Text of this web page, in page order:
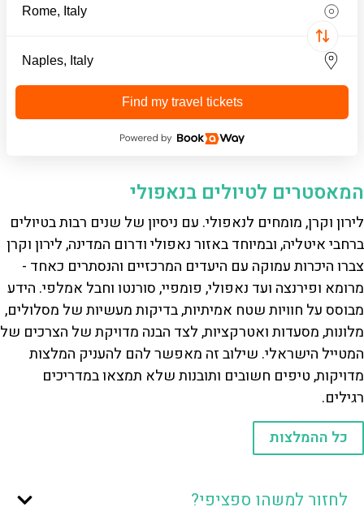
Find my travel tickets
המאסטרים לטיולים בנאפולי
לירון וקרן, מומחים לנאפולי. עם ניסיון של שנים רבות בטיולים
ברחבי איטליה, ובמיוחד באזור נאפולי ודרום המדינה, לירון וקרן
צברו היכרות עמוקה עם היעדים המרכזיים והנסתרים כאחד -
מרומא ופירנצה ועד נאפולי, פומפיי, סורנטו וחבל אמלפי. הידע
מבוסס על חוויות שטח אמיתיות, בדיקות מעשיות של מסלולים,
מלונות, מסעדות ואטרקציות, לצד הבנה מדויקת של הצרכים של
המטייל הישראלי. שילוב זה מאפשר להם להעניק המלצות
מדויקות, טיפים חשובים ותובנות שלא תמצאו במדריכים
רגילים.
כל ההמלצות
לחזור למשהו ספציפי?